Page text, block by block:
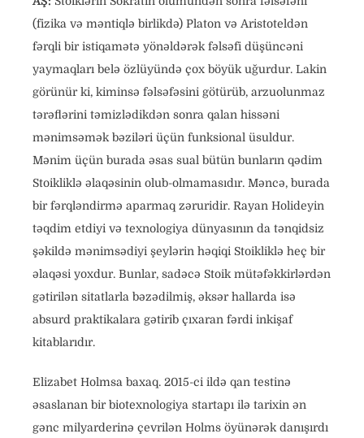
(fizika və məntiqlə birlikdə) Platon və Aristoteldən
fərqli bir istiqamətə yönəldərək fəlsəfi düşüncəni
yaymaqları belə özlüyündə çox böyük uğurdur. Lakin
görünür ki, kiminsə fəlsəfəsini götürüb, arzuolunmaz
tərəflərini təmizlədikdən sonra qalan hissəni
mənimsəmək bəziləri üçün funksional üsuldur.
Mənim üçün burada əsas sual bütün bunların qədim
Stoikliklə əlaqəsinin olub-olmamasıdır. Məncə, burada
bir fərqləndirmə aparmaq zəruridir. Rayan Holideyin
təqdim etdiyi və texnologiya dünyasının da tənqidsiz
şəkildə mənimsədiyi şeylərin həqiqi Stoikliklə heç bir
əlaqəsi yoxdur. Bunlar, sadəcə Stoik mütəfəkkirlərdən
gətirilən sitatlarla bəzədilmiş, əksər hallarda isə
absurd praktikalara gətirib çıxaran fərdi inkişaf
kitablarıdır.
Elizabet Holmsa baxaq. 2015-ci ildə qan testinə
əsaslanan bir biotexnologiya startapı ilə tarixin ən
gənc milyarderinə çevrilən Holms öyünərək danışırdı